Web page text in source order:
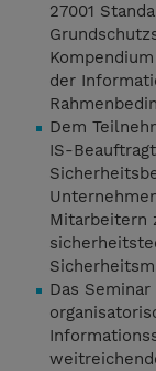
27001
der
Dem
IS-
Mitarbeitern
Das